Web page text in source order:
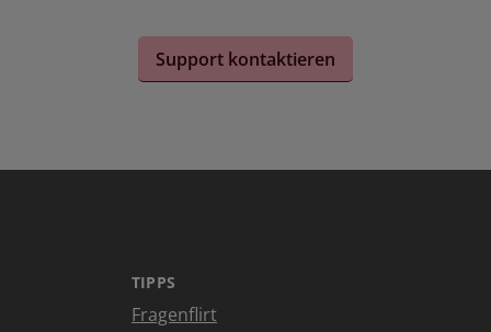
Support kontaktieren
TIPPS
Fragenflirt